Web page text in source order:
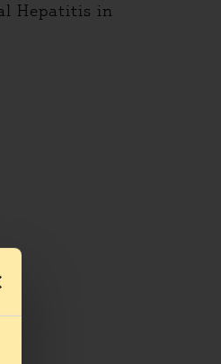
Hepatitis in